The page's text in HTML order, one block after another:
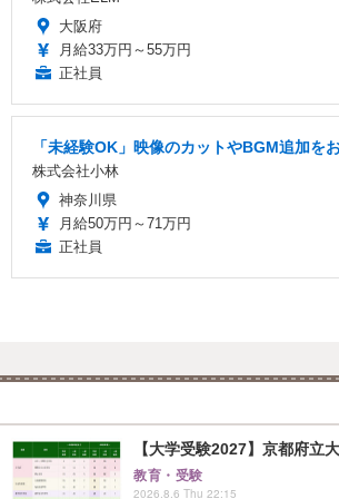
大阪府
月給33万円～55万円
正社員
「未経験OK」映像のカットやBGM追加を
株式会社小林
神奈川県
月給50万円～71万円
正社員
【大学受験2027】京都府立
教育・受験
2026.8.6 Thu 22:15